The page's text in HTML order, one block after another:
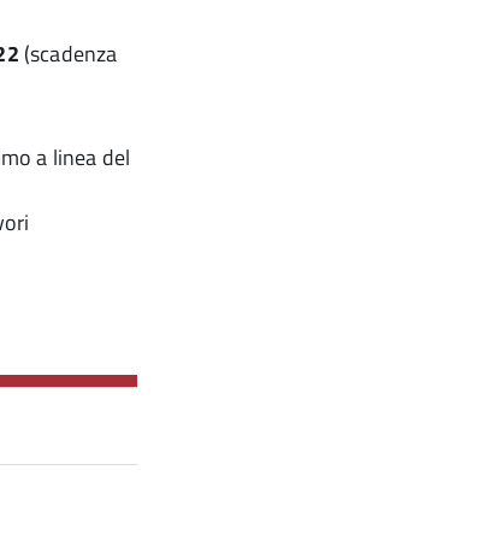
(scadenza
a linea del